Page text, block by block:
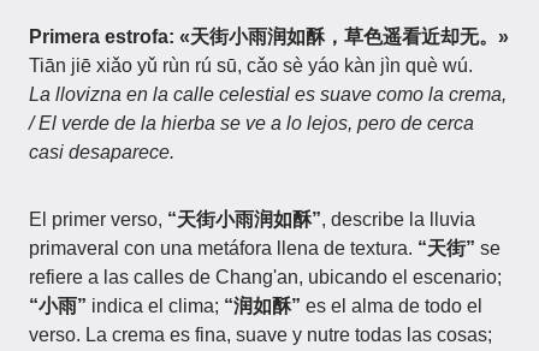
Primera estrofa: «天街小雨润如酥，草色遥看近却无。»
Tiān jiē xiǎo yǔ rùn rú sū, cǎo sè yáo kàn jìn què wú.
La llovizna en la calle celestial es suave como la crema,
/ El verde de la hierba se ve a lo lejos, pero de cerca
casi desaparece.
El primer verso, “天街小雨润如酥”, describe la lluvia
primaveral con una metáfora llena de textura. “天街” se
refiere a las calles de Chang'an, ubicando el escenario;
“小雨” indica el clima; “润如酥” es el alma de todo el
verso. La crema es fina, suave y nutre todas las cosas;